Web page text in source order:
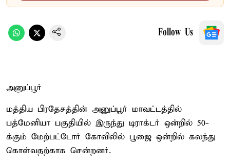
Follow Us
அனுப்பூர்
மத்திய பிரதேசத்தின் அனுப்பூர் மாவட்டத்தில்
பத்மேனியா பகுதியில் இருந்து டிராக்டர் ஒன்றில் 50-
க்கும் மேற்பட்டோர் கோவிலில் பூஜை ஒன்றில் கலந்து
கொள்வதற்காக சென்றனர்.